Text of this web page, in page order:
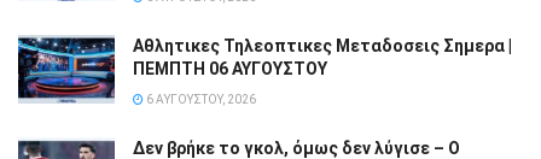
Αθλητικες Τηλεοπτικες Μεταδοσεις Σημερα |
ΠΕΜΠΤΗ 06 ΑΥΓΟΥΣΤΟΥ
6 ΑΥΓΟΎΣΤΟΥ, 2026
Δεν βρήκε το γκολ, όμως δεν λύγισε – Ο